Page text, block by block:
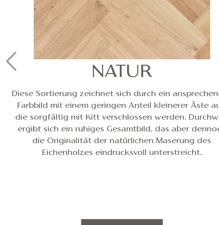
NATUR
Diese Sortierung zeichnet sich durch ein
Farbbild mit einem geringen Anteil kleinerer Äste
die sorgfältig mit Kitt verschlossen werden.
ergibt sich ein ruhiges Gesamtbild, das aber
die Originalität der natürlichen Maserung des
Eichenholzes eindrucksvoll unterstreicht.